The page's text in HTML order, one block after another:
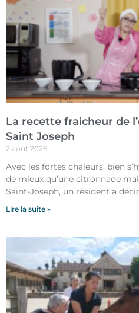
La recette fraicheur de
Saint Joseph
2 août 2026
Avec les fortes chaleurs, bien
de mieux qu’une citronnade
Saint-Joseph, un résident a
Lire la suite »